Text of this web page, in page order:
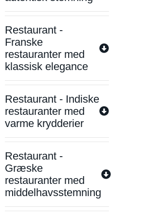
Restaurant -
Franske
restauranter med
klassisk elegance
Restaurant - Indiske
restauranter med
varme krydderier
Restaurant -
Græske
restauranter med
middelhavsstemning